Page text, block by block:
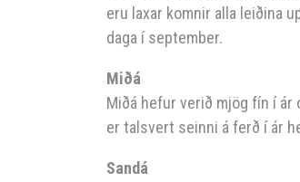
eru laxar komnir alla leiðina
daga í september.
Miðá
Miðá hefur verið mjög fín í ár
er talsvert seinni á ferð í ár
Sandá